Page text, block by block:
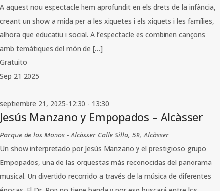
A aquest nou espectacle hem aprofundit en els drets de la infància,
creant un show a mida per a les xiquetes i els xiquets i les famílies,
alhora que educatiu i social. A l’espectacle es combinen cançons
amb temàtiques del món de […]
Gratuito
Sep 21 2025
septiembre 21, 2025-12:30 - 13:30
Jesús Manzano y Empopados – Alcàsser
Parque de los Monos - Alcàsser Calle Silla, 59, Alcàsser
Un show interpretado por Jesús Manzano y el prestigioso grupo
Empopados, una de las orquestas más reconocidas del panorama
musical. Un divertido recorrido a través de la música de diferentes